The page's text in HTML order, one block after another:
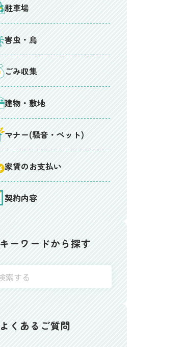
駐車場
害虫・鳥
ごみ収集
建物・敷地
マナー(騒音・ペット)
家賃のお支払い
契約内容
キーワードから探す
よくあるご質問